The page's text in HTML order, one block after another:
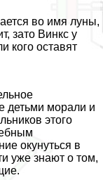
во имя луны,
зато Винкс у
кого оставят
детьми морали и
этого
окунуться в
уже знают о том,